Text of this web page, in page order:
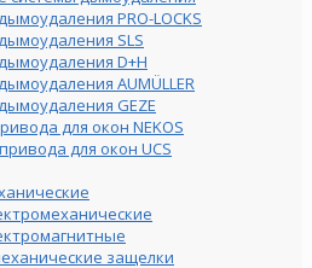
PRO-LOCKS
SLS
D+H
AUMÜLLER
GEZE
для окон NEKOS
для окон UСS
защелки